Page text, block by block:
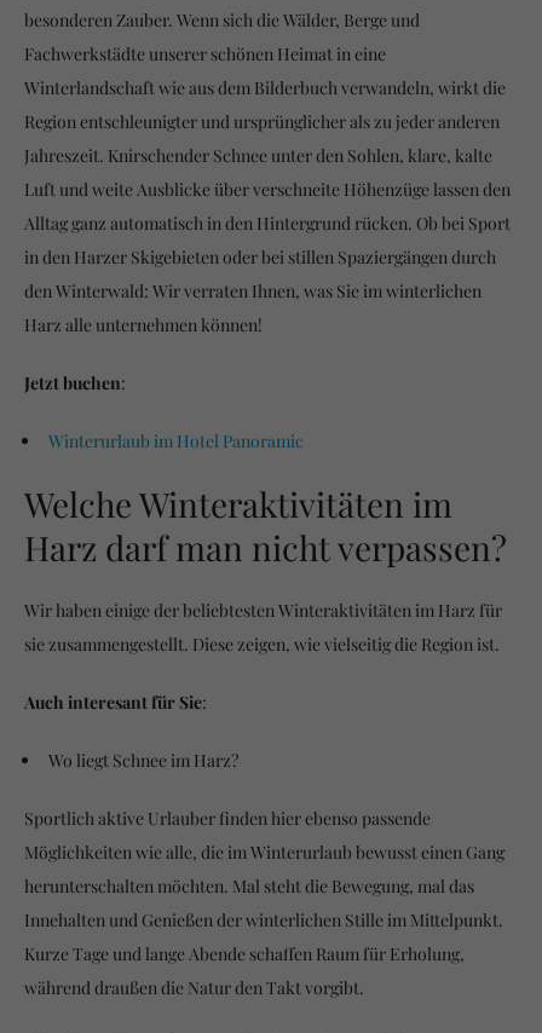
besonderen Zauber. Wenn sich die Wälder, Berge und
Fachwerkstädte unserer schönen Heimat in eine
Winterlandschaft wie aus dem Bilderbuch verwandeln, wirkt die
Region entschleunigter und ursprünglicher als zu jeder anderen
Jahreszeit. Knirschender Schnee unter den Sohlen, klare, kalte
Luft und weite Ausblicke über verschneite Höhenzüge lassen den
Alltag ganz automatisch in den Hintergrund rücken. Ob bei Sport
in den Harzer Skigebieten oder bei stillen Spaziergängen durch
den Winterwald: Wir verraten Ihnen, was Sie im winterlichen
Harz alle unternehmen können!
Jetzt buchen:
Winterurlaub im Hotel Panoramic
Welche Winteraktivitäten im
Harz darf man nicht verpassen?
Wir haben einige der beliebtesten Winteraktivitäten im Harz für
sie zusammengestellt. Diese zeigen, wie vielseitig die Region ist.
Auch interesant für Sie:
Wo liegt Schnee im Harz?
Sportlich aktive Urlauber finden hier ebenso passende
Möglichkeiten wie alle, die im Winterurlaub bewusst einen Gang
herunterschalten möchten. Mal steht die Bewegung, mal das
Innehalten und Genießen der winterlichen Stille im Mittelpunkt.
Kurze Tage und lange Abende schaffen Raum für Erholung,
während draußen die Natur den Takt vorgibt.